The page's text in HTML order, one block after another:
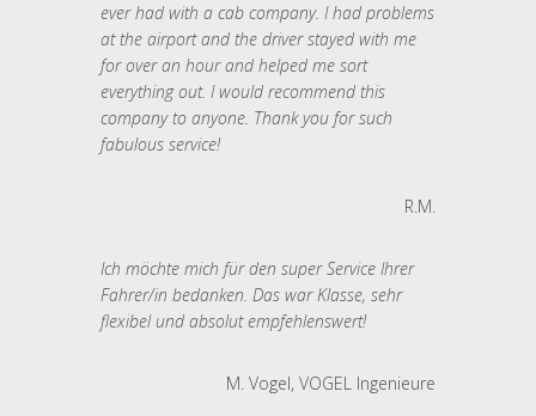
ever had with a cab company. I had problems
at the airport and the driver stayed with me
for over an hour and helped me sort
everything out. I would recommend this
company to anyone. Thank you for such
fabulous service!
R.M.
Ich möchte mich für den super Service Ihrer
Fahrer/in bedanken. Das war Klasse, sehr
flexibel und absolut empfehlenswert!
M. Vogel, VOGEL Ingenieure